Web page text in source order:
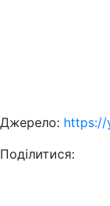
Джерело: https://
Поділитися: